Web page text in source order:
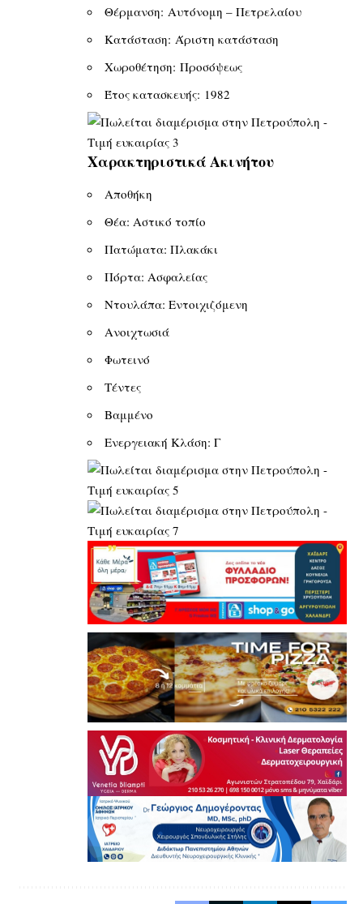
Θέρμανση: Αυτόνομη – Πετρελαίου
Κατάσταση: Άριστη κατάσταση
Χωροθέτηση: Προσόψεως
Έτος κατασκευής: 1982
Χαρακτηριστικά Ακινήτου
Αποθήκη
Θέα: Αστικό τοπίο
Πατώματα: Πλακάκι
Πόρτα: Ασφαλείας
Ντουλάπα: Εντοιχιζόμενη
Ανοιχτωσιά
Φωτεινό
Τέντες
Βαμμένο
Ενεργειακή Κλάση: Γ